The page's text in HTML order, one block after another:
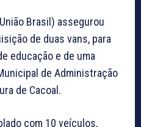
Brasil) assegurou
de duas vans, para
educação e de uma
de Administração
de Cacoal.
com 10 veículos,